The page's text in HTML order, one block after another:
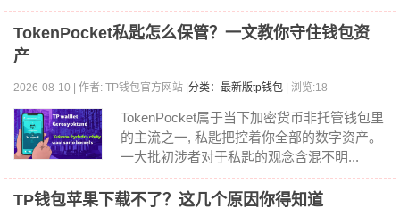
TokenPocket私匙怎么保管？一文教你守住钱包资
产
2026-08-10 | 作者: TP钱包官方网站 | 分类：最新版tp钱包 | 浏览:18
TokenPocket属于当下加密货币非托管钱包里
的主流之一, 私匙把控着你全部的数字资产。
一大批初涉者对于私匙的观念含混不明...
TP钱包苹果下载不了？这几个原因你得知道